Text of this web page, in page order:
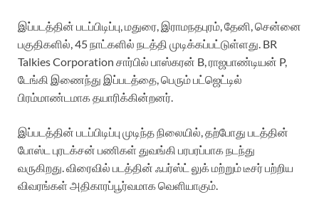
இப்படத்தின் படப்பிடிப்பு, மதுரை, இராமநதபுரம், தேனி, சென்னை
பகுதிகளில், 45 நாட்களில் நடத்தி முடிக்கப்பட்டுள்ளது. BR
Talkies Corporation சார்பில் பாஸ்கரன் B, ராஜபாண்டியன் P,
டேங்கி இணைந்து இப்படத்தை, பெரும் பட்ஜெட்டில்
பிரம்மாண்டமாக தயாரிக்கின்றனர்.
இப்படத்தின் படப்பிடிப்பு முடிந்த நிலையில், தற்போது படத்தின்
போஸ்ட புரடக்சன் பணிகள் துவங்கி பரபரப்பாக நடந்து
வருகிறது. விரைவில் படத்தின் ஃபர்ஸ்ட் லுக் மற்றும் டீசர் பற்றிய
விவரங்கள் அதிகாரப்பூர்வமாக வெளியாகும்.